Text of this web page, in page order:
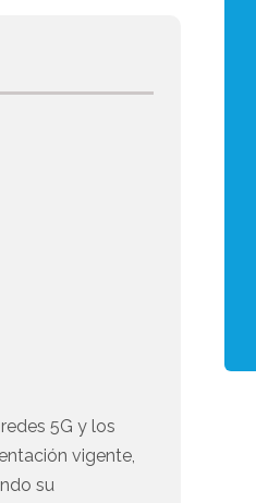
5G y los
vigente,
su